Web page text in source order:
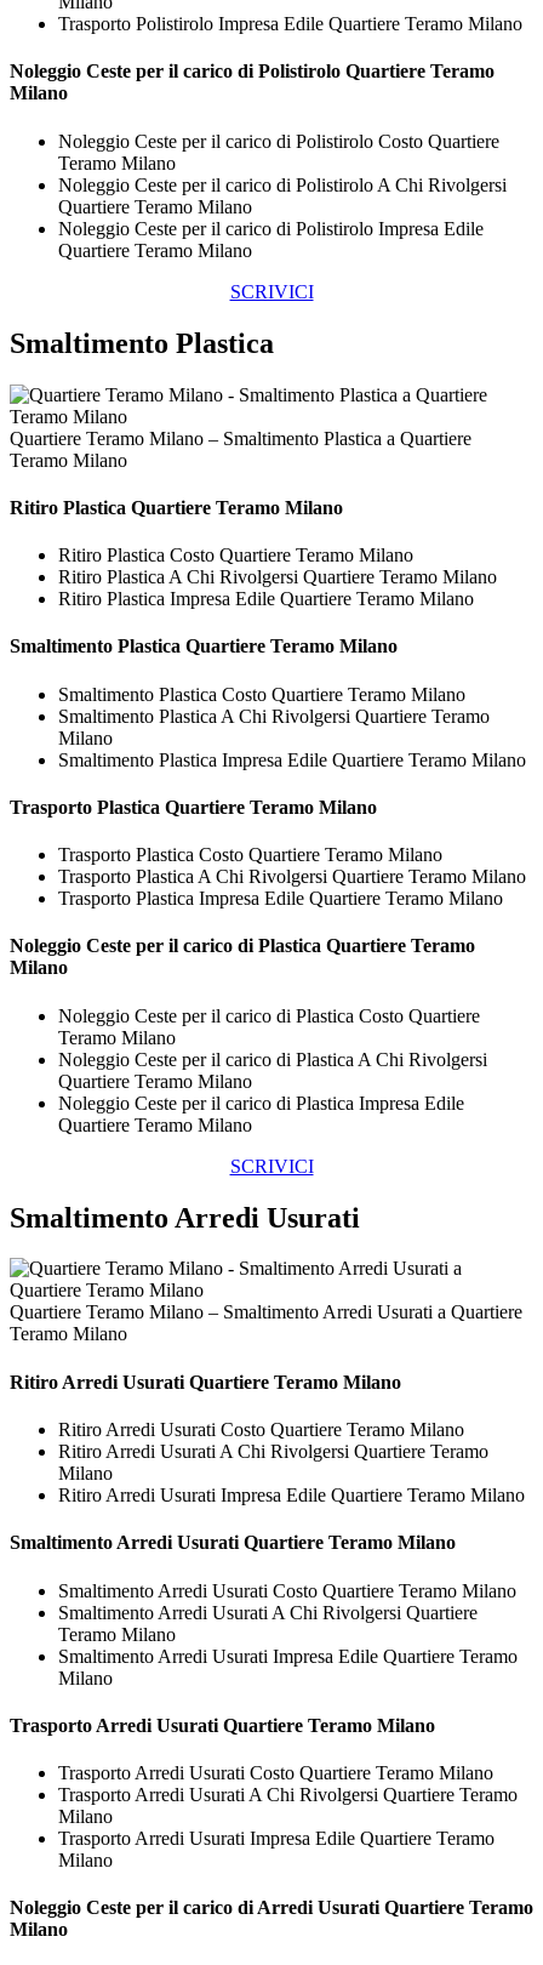
Trasporto Polistirolo Impresa Edile Quartiere Teramo Milano
Noleggio Ceste per il carico diPolistirolo Quartiere Teramo
Milano
Noleggio Ceste per il carico di Polistirolo Costo Quartiere
Teramo Milano
Noleggio Ceste per il carico di Polistirolo A Chi Rivolgersi
Quartiere Teramo Milano
Noleggio Ceste per il carico di Polistirolo Impresa Edile
Quartiere Teramo Milano
SCRIVICI
Smaltimento Plastica
Quartiere Teramo Milano – Smaltimento Plastica a Quartiere
Teramo Milano
Ritiro Plastica Quartiere Teramo Milano
Ritiro Plastica Costo Quartiere Teramo Milano
Ritiro Plastica A Chi Rivolgersi Quartiere Teramo Milano
Ritiro Plastica Impresa Edile Quartiere Teramo Milano
Smaltimento Plastica Quartiere Teramo Milano
Smaltimento Plastica Costo Quartiere Teramo Milano
Smaltimento Plastica A Chi Rivolgersi Quartiere Teramo
Milano
Smaltimento Plastica Impresa Edile Quartiere Teramo Milano
Trasporto Plastica Quartiere Teramo Milano
Trasporto Plastica Costo Quartiere Teramo Milano
Trasporto Plastica A Chi Rivolgersi Quartiere Teramo Milano
Trasporto Plastica Impresa Edile Quartiere Teramo Milano
Noleggio Ceste per il carico di Plastica Quartiere Teramo
Milano
Noleggio Ceste per il carico di Plastica Costo Quartiere
Teramo Milano
Noleggio Ceste per il carico di Plastica A Chi Rivolgersi
Quartiere Teramo Milano
Noleggio Ceste per il carico di Plastica Impresa Edile
Quartiere Teramo Milano
SCRIVICI
Smaltimento Arredi Usurati
Quartiere Teramo Milano – Smaltimento Arredi Usurati a Quartiere
Teramo Milano
Ritiro Arredi Usurati Quartiere Teramo Milano
Ritiro Arredi Usurati Costo Quartiere Teramo Milano
Ritiro Arredi Usurati A Chi Rivolgersi Quartiere Teramo
Milano
Ritiro Arredi Usurati Impresa Edile Quartiere Teramo Milano
Smaltimento Arredi Usurati Quartiere Teramo Milano
Smaltimento Arredi Usurati Costo Quartiere Teramo Milano
Smaltimento Arredi Usurati A Chi Rivolgersi Quartiere
Teramo Milano
Smaltimento Arredi Usurati Impresa Edile Quartiere Teramo
Milano
Trasporto Arredi Usurati Quartiere Teramo Milano
Trasporto Arredi Usurati Costo Quartiere Teramo Milano
Trasporto Arredi Usurati A Chi Rivolgersi Quartiere Teramo
Milano
Trasporto Arredi Usurati Impresa Edile Quartiere Teramo
Milano
Noleggio Ceste per il carico di Arredi Usurati Quartiere Teramo
Milano